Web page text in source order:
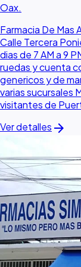
Oax.
Farmacia De Mas
Calle Tercera
dias de 7 AM a 9
ruedas y cuenta
genericos y de
varias sucursales
visitantes de
Ver detalles arrow_forward